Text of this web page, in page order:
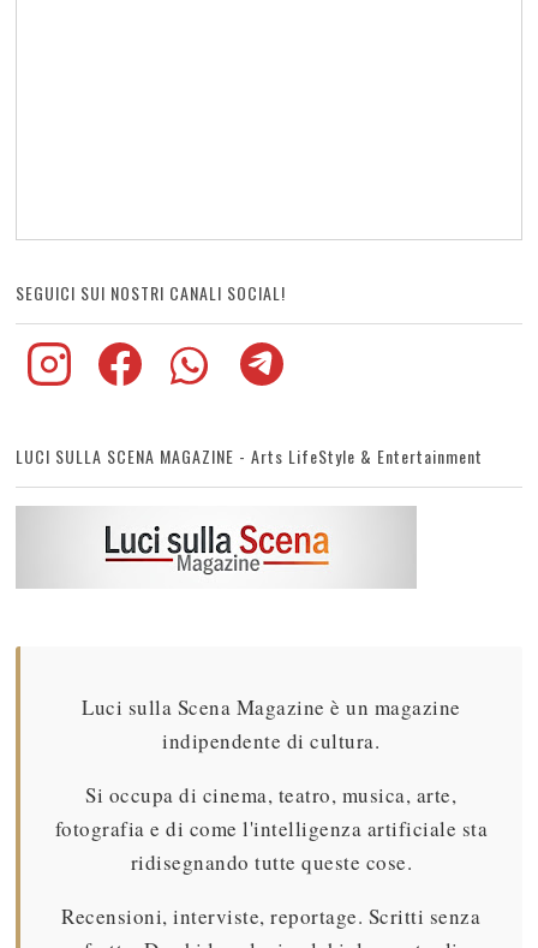
SEGUICI SUI NOSTRI CANALI SOCIAL!
LUCI SULLA SCENA MAGAZINE - Arts LifeStyle & Entertainment
Luci sulla Scena Magazine è un magazine
indipendente di cultura.
Si occupa di cinema, teatro, musica, arte,
fotografia e di come l'intelligenza artificiale sta
ridisegnando tutte queste cose.
Recensioni, interviste, reportage. Scritti senza